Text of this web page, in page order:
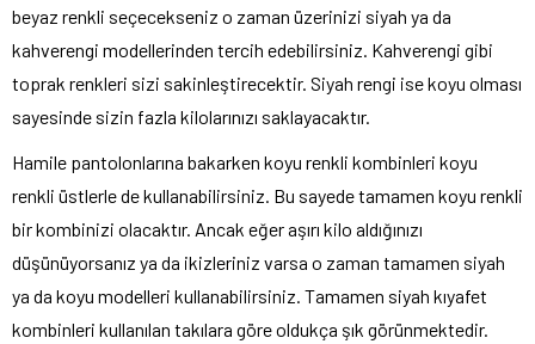
beyaz renkli seçecekseniz o zaman üzerinizi siyah ya da
kahverengi modellerinden tercih edebilirsiniz. Kahverengi gibi
toprak renkleri sizi sakinleştirecektir. Siyah rengi ise koyu olması
sayesinde sizin fazla kilolarınızı saklayacaktır.
Hamile pantolonlarına bakarken koyu renkli kombinleri koyu
renkli üstlerle de kullanabilirsiniz. Bu sayede tamamen koyu renkli
bir kombinizi olacaktır. Ancak eğer aşırı kilo aldığınızı
düşünüyorsanız ya da ikizleriniz varsa o zaman tamamen siyah
ya da koyu modelleri kullanabilirsiniz. Tamamen siyah kıyafet
kombinleri kullanılan takılara göre oldukça şık görünmektedir.